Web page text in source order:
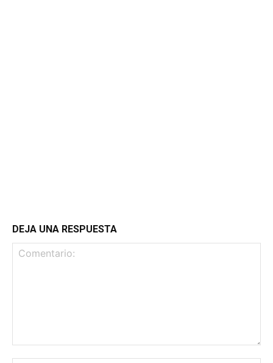
DEJA UNA RESPUESTA